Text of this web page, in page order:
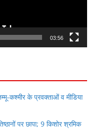
03:56
कश्मीर के प्रवक्ताओं व मीडिया
पर छापा; 9 किशोर श्रमिक